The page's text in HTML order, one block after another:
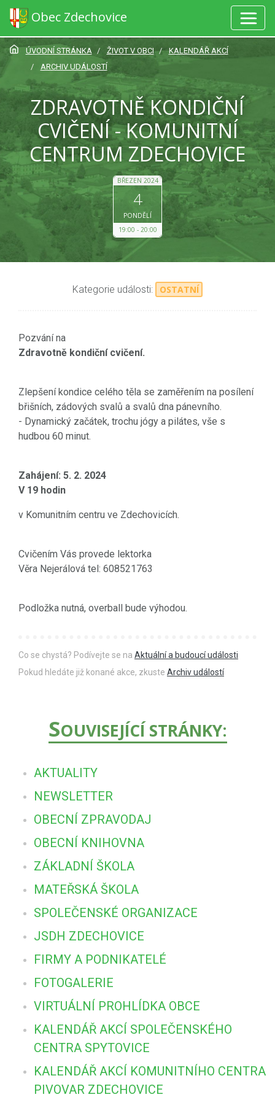
Obec Zdechovice
ÚVODNÍ STRÁNKA ŽIVOT V OBCI
KALENDÁŘ AKCÍ
ARCHIV UDÁLOSTÍ
ZDRAVOTNĚ KONDIČNÍ
CVIČENÍ - KOMUNITNÍ
CENTRUM ZDECHOVICE
BŘEZEN 2024
4
PONDĚLÍ
19:00
20:00
Kategorie události: OSTATNÍ
Pozvání na
Zdravotně kondiční cvičení.
Zlepšení kondice celého těla se zaměřením na posílení
břišních, zádových svalů a svalů dna pánevního.
- Dynamický začátek, trochu jógy a pilátes, vše s
hudbou 60 minut.
Zahájení: 5. 2. 2024
V 19 hodin
v Komunitním centru ve Zdechovicích.
Cvičením Vás provede lektorka
Věra Nejerálová tel: 608521763
Podložka nutná, overball bude výhodou.
Co se chystá? Podívejte se na Aktuální a budoucí události
Pokud hledáte již konané akce, zkuste Archiv událostí
SOUVISEJÍCÍ STRÁNKY:
AKTUALITY
NEWSLETTER
OBECNÍ ZPRAVODAJ
OBECNÍ KNIHOVNA
ZÁKLADNÍ ŠKOLA
MATEŘSKÁ ŠKOLA
SPOLEČENSKÉ ORGANIZACE
JSDH ZDECHOVICE
FIRMY A PODNIKATELÉ
FOTOGALERIE
VIRTUÁLNÍ PROHLÍDKA OBCE
KALENDÁŘ AKCÍ SPOLEČENSKÉHO
CENTRA SPYTOVICE
KALENDÁŘ AKCÍ KOMUNITNÍHO CENTRA
PIVOVAR ZDECHOVICE